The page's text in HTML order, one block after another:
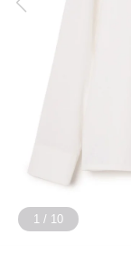
1 / 10